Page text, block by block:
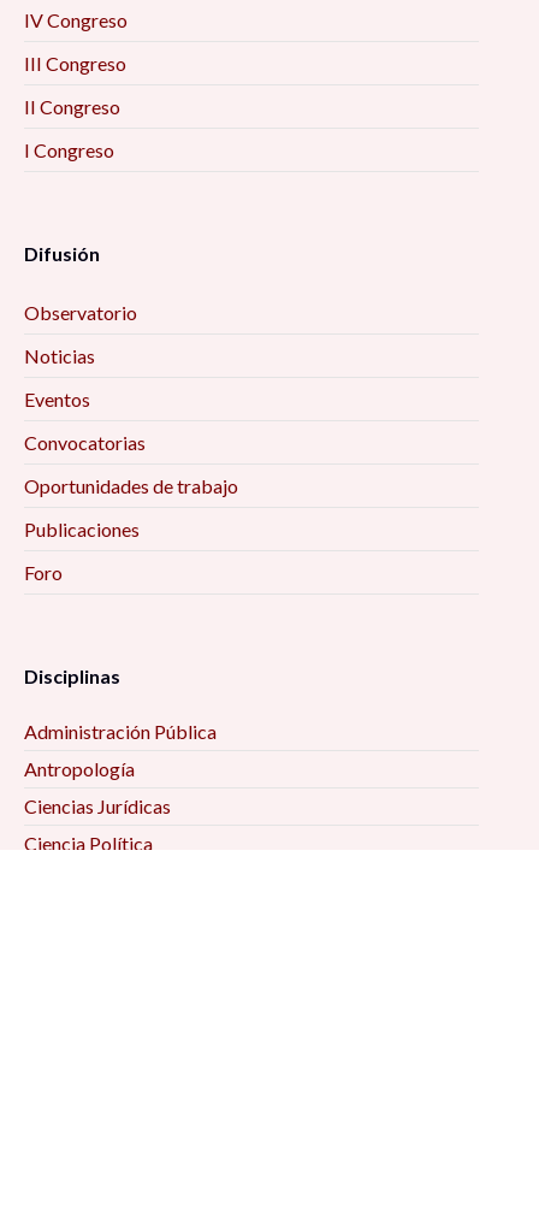
IV Congreso
III Congreso
II Congreso
I Congreso
Difusión
Observatorio
Noticias
Eventos
Convocatorias
Oportunidades de trabajo
Publicaciones
Foro
Disciplinas
Administración Pública
Antropología
Ciencias Jurídicas
Ciencia Política